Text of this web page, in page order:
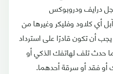
درايف ودروبوكس
أي كلاود وفليكر وغيرها من
أن تكون قادرًا على استرداد
حدث تلف لهاتفك الذكي أو
أو فقد أو سرقة أحدهما.